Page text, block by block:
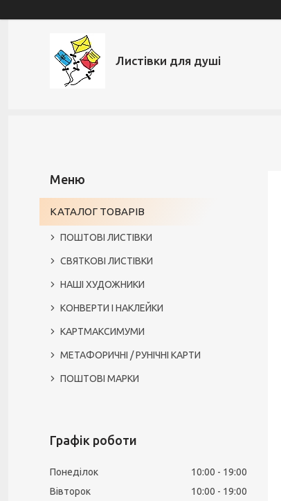
Листівки для душі
КАТАЛОГ ТОВАРІВ
ПОШТОВІ ЛИСТІВКИ
СВЯТКОВІ ЛИСТІВКИ
НАШІ ХУДОЖНИКИ
КОНВЕРТИ І НАКЛЕЙКИ
КАРТМАКСИМУМИ
МЕТАФОРИЧНІ / РУНІЧНІ КАРТИ
ПОШТОВІ МАРКИ
Графік роботи
Понеділок 10:00
19:00
Вівторок
10:00
19:00